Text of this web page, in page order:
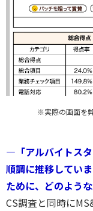
※実際の画面を
―「アルバイトス
順調に推移してい
ために、どのよう
CS調査と同時に